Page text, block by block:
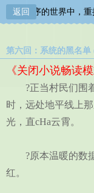
返回
在失序的世界中，
第六回：系统的黑名单
《关闭小说畅读
?正当村民们围着
时，远处地平线上
光，直cHa云霄。
?原本温暖的数据
红。